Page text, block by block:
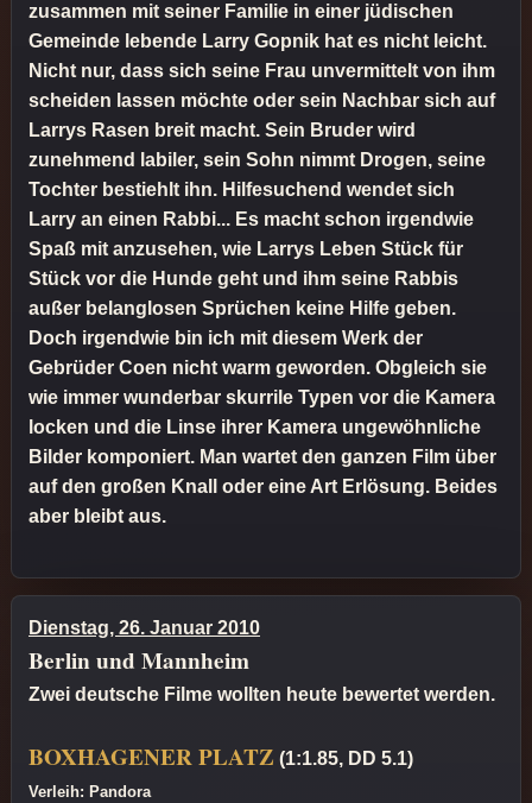
zusammen mit seiner Familie in einer jüdischen
Gemeinde lebende Larry Gopnik hat es nicht leicht.
Nicht nur, dass sich seine Frau unvermittelt von ihm
scheiden lassen möchte oder sein Nachbar sich auf
Larrys Rasen breit macht. Sein Bruder wird
zunehmend labiler, sein Sohn nimmt Drogen, seine
Tochter bestiehlt ihn. Hilfesuchend wendet sich
Larry an einen Rabbi... Es macht schon irgendwie
Spaß mit anzusehen, wie Larrys Leben Stück für
Stück vor die Hunde geht und ihm seine Rabbis
außer belanglosen Sprüchen keine Hilfe geben.
Doch irgendwie bin ich mit diesem Werk der
Gebrüder Coen nicht warm geworden. Obgleich sie
wie immer wunderbar skurrile Typen vor die Kamera
locken und die Linse ihrer Kamera ungewöhnliche
Bilder komponiert. Man wartet den ganzen Film über
auf den großen Knall oder eine Art Erlösung. Beides
aber bleibt aus.
Dienstag, 26. Januar 2010
Berlin und Mannheim
Zwei deutsche Filme wollten heute bewertet werden.
BOXHAGENER PLATZ (1:1.85, DD 5.1)
Verleih: Pandora